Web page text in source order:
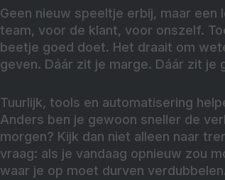
Geen nieuw speeltje erbij, maar
team, voor de klant, voor onszelf.
beetje goed doet. Het draait om
geven. Dáár zit je marge. Dáár zit je
Tuurlijk, tools en automatisering
Anders ben je gewoon sneller de
morgen? Kijk dan niet alleen naar
vraag: als je vandaag opnieuw zou
waar je op moet durven